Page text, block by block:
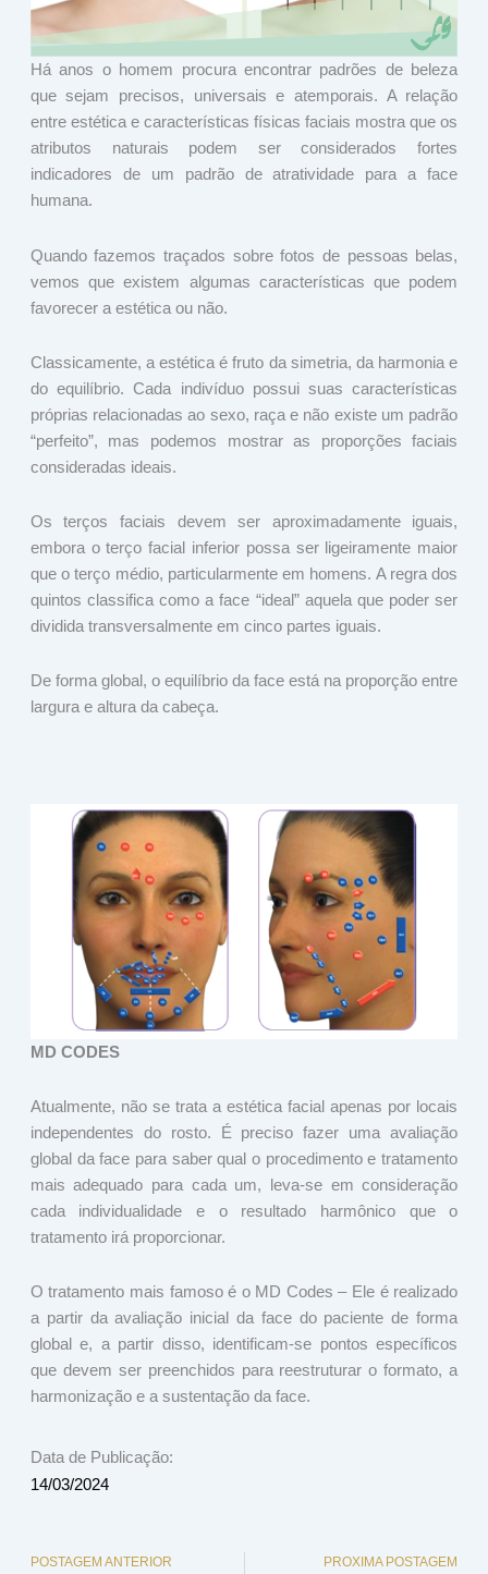
Há anos o homem procura encontrar padrões de beleza
que sejam precisos, universais e atemporais. A relação
entre estética e características físicas faciais mostra que os
atributos naturais podem ser considerados fortes
indicadores de um padrão de atratividade para a face
humana.
Quando fazemos traçados sobre fotos de pessoas belas,
vemos que existem algumas características que podem
favorecer a estética ou não.
Classicamente, a estética é fruto da simetria, da harmonia e
do equilíbrio. Cada indivíduo possui suas características
próprias relacionadas ao sexo, raça e não existe um padrão
“perfeito”, mas podemos mostrar as proporções faciais
consideradas ideais.
Os terços faciais devem ser aproximadamente iguais,
embora o terço facial inferior possa ser ligeiramente maior
que o terço médio, particularmente em homens. A regra dos
quintos classifica como a face “ideal” aquela que poder ser
dividida transversalmente em cinco partes iguais.
De forma global, o equilíbrio da face está na proporção entre
largura e altura da cabeça.
MD CODES
Atualmente, não se trata a estética facial apenas por locais
independentes do rosto. É preciso fazer uma avaliação
global da face para saber qual o procedimento e tratamento
mais adequado para cada um, leva-se em consideração
cada individualidade e o resultado harmônico que o
tratamento irá proporcionar.
O tratamento mais famoso é o MD Codes – Ele é realizado
a partir da avaliação inicial da face do paciente de forma
global e, a partir disso, identificam-se pontos específicos
que devem ser preenchidos para reestruturar o formato, a
harmonização e a sustentação da face.
Data de Publicação:
14/03/2024
POSTAGEM ANTERIOR PROXIMA POSTAGEM